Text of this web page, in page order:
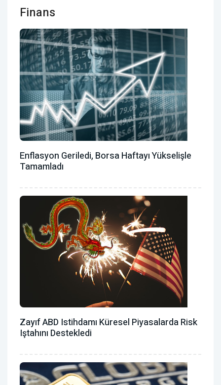
Finans
Enflasyon Geriledi, Borsa Haftayı Yükselişle
Tamamladı
Zayıf ABD Istihdamı Küresel Piyasalarda Risk
Iştahını Destekledi